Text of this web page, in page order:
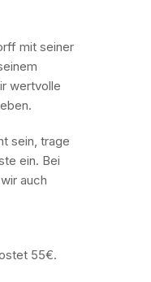
mit seiner
wertvolle
sein, trage
ein. Bei
auch
55€.